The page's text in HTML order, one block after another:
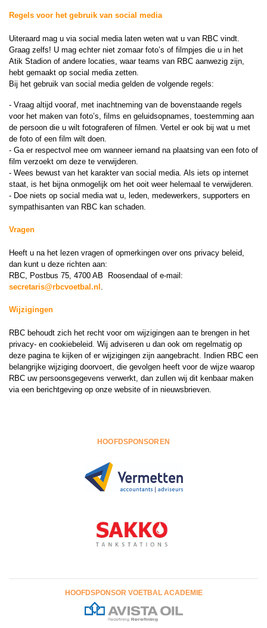
Regels voor het gebruik van social media
Uiteraard mag u via social media laten weten wat u van RBC vindt.
Graag zelfs! U mag echter niet zomaar foto’s of filmpjes die u in het
Atik Stadion of andere locaties, waar teams van RBC aanwezig zijn,
hebt gemaakt op social media zetten.
Bij het gebruik van social media gelden de volgende regels:
- Vraag altijd vooraf, met inachtneming van de bovenstaande regels
voor het maken van foto’s, films en geluidsopnames, toestemming aan
de persoon die u wilt fotograferen of filmen. Vertel er ook bij wat u met
de foto of een film wilt doen.
- Ga er respectvol mee om wanneer iemand na plaatsing van een foto of
film verzoekt om deze te verwijderen.
- Wees bewust van het karakter van social media. Als iets op internet
staat, is het bijna onmogelijk om het ooit weer helemaal te verwijderen.
- Doe niets op social media wat u, leden, medewerkers, supporters en
sympathisanten van RBC kan schaden.
Vragen
Heeft u na het lezen vragen of opmerkingen over ons privacy beleid,
dan kunt u deze richten aan:
RBC, Postbus 75, 4700 AB Roosendaal of e-mail:
secretaris@rbcvoetbal.nl .
Wijzigingen
RBC behoudt zich het recht voor om wijzigingen aan te brengen in het
privacy- en cookiebeleid. Wij adviseren u dan ook om regelmatig op
deze pagina te kijken of er wijzigingen zijn aangebracht. Indien RBC een
belangrijke wijziging doorvoert, die gevolgen heeft voor de wijze waarop
RBC uw persoonsgegevens verwerkt, dan zullen wij dit kenbaar maken
via een berichtgeving op onze website of in nieuwsbrieven.
HOOFDSPONSOREN
HOOFDSPONSOR VOETBAL ACADEMIE